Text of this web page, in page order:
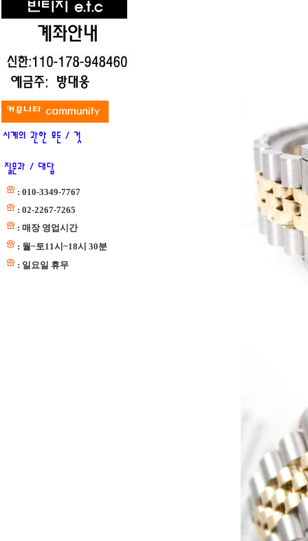
: 010-3349-7767
: 02-2267-7265
: 매장 영업시간
: 월~토11시~18시 30분
: 일요일 휴무